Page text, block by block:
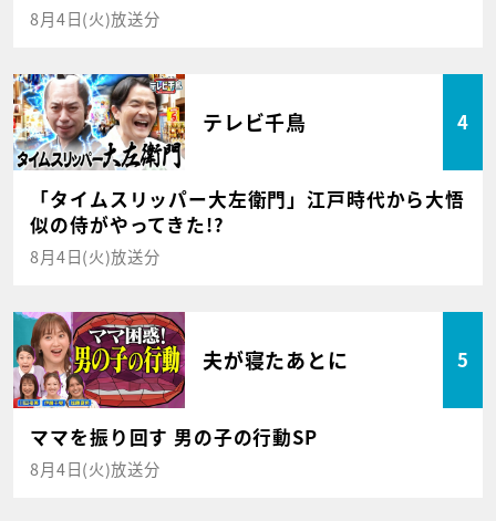
8月4日(火)放送分
テレビ千鳥 4
「タイムスリッパー大左衛門」江戸時代から大悟
似の侍がやってきた!?
8月4日(火)放送分
夫が寝たあとに 5
ママを振り回す 男の子の行動SP
8月4日(火)放送分